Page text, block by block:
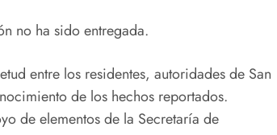
no ha sido entregada.
entre los residentes, autoridades de San
de los hechos reportados.
de elementos de la Secretaría de